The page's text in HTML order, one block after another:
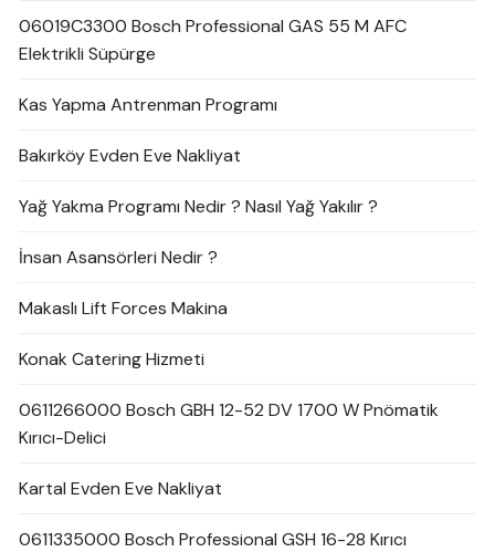
06019C3300 Bosch Professional GAS 55 M AFC
Elektrikli Süpürge
Kas Yapma Antrenman Programı
Bakırköy Evden Eve Nakliyat
Yağ Yakma Programı Nedir ? Nasıl Yağ Yakılır ?
İnsan Asansörleri Nedir ?
Makaslı Lift Forces Makina
Konak Catering Hizmeti
0611266000 Bosch GBH 12-52 DV 1700 W Pnömatik
Kırıcı-Delici
Kartal Evden Eve Nakliyat
0611335000 Bosch Professional GSH 16-28 Kırıcı